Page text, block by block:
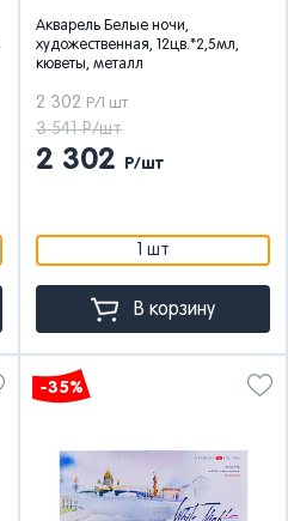
Акварель Белые ночи,
художественная, 12цв.*2,5мл,
кюветы, металл
2 302 Р/1 шт
3 541 Р/шт
2 302 Р/шт
1 шт
В корзину
-35%